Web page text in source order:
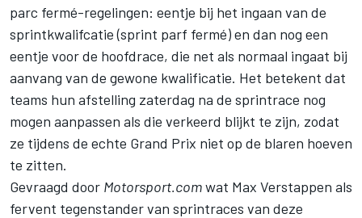
parc fermé-regelingen: eentje bij het ingaan van de
sprintkwalifcatie (sprint parf fermé) en dan nog een
eentje voor de hoofdrace, die net als normaal ingaat bij
aanvang van de gewone kwalificatie. Het betekent dat
teams hun afstelling zaterdag na de sprintrace nog
mogen aanpassen als die verkeerd blijkt te zijn, zodat
ze tijdens de echte Grand Prix niet op de blaren hoeven
te zitten.
Gevraagd door Motorsport.comwat Max Verstappen als
fervent tegenstander van sprintraces van deze